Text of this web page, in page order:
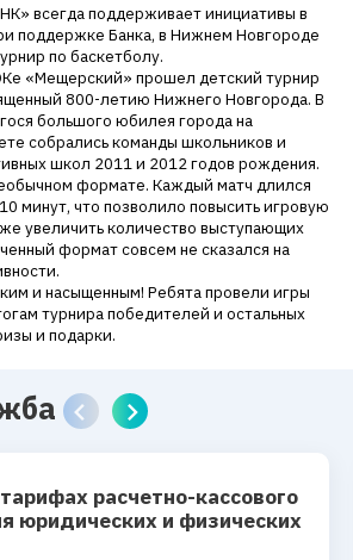
всегда поддерживает инициативы в
поддержке Банка, в Нижнем Новгороде
по баскетболу.
«Мещерский» прошел детский турнир
800-летию Нижнего Новгорода. В
большого юбилея города на
собрались команды школьников и
школ 2011 и 2012 годов рождения.
формате. Каждый матч длился
минут, что позволило повысить игровую
увеличить количество выступающих
формат совсем не сказался на
и насыщенным! Ребята провели игры
турнира победителей и остальных
и подарки.
расчетно-кассового
юридических и физических